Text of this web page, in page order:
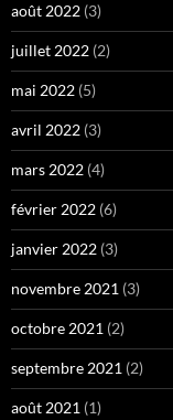
août 2022 (3)
juillet 2022 (2)
mai 2022 (5)
avril 2022 (3)
mars 2022 (4)
février 2022 (6)
janvier 2022 (3)
novembre 2021 (3)
octobre 2021 (2)
septembre 2021 (2)
août 2021 (1)